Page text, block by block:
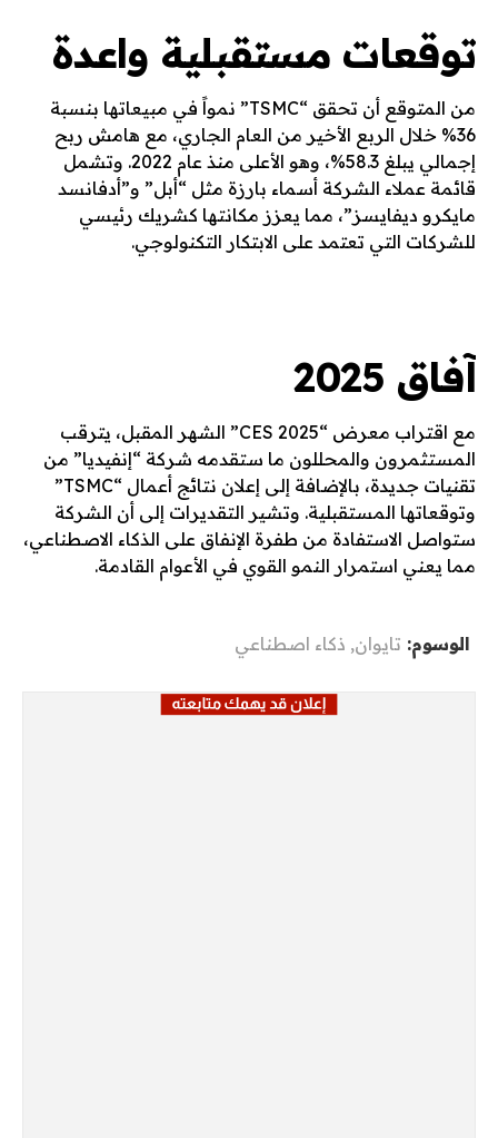
توقعات مستقبلية واعدة
من المتوقع أن تحقق “TSMC” نمواً في مبيعاتها بنسبة
36% خلال الربع الأخير من العام الجاري، مع هامش ربح
إجمالي يبلغ 58.3%، وهو الأعلى منذ عام 2022. وتشمل
قائمة عملاء الشركة أسماء بارزة مثل “أبل” و”أدفانسد
مايكرو ديفايسز”، مما يعزز مكانتها كشريك رئيسي
للشركات التي تعتمد على الابتكار التكنولوجي.
آفاق 2025
مع اقتراب معرض “CES 2025” الشهر المقبل، يترقب
المستثمرون والمحللون ما ستقدمه شركة “إنفيديا” من
تقنيات جديدة، بالإضافة إلى إعلان نتائج أعمال “TSMC”
وتوقعاتها المستقبلية. وتشير التقديرات إلى أن الشركة
ستواصل الاستفادة من طفرة الإنفاق على الذكاء الاصطناعي،
مما يعني استمرار النمو القوي في الأعوام القادمة.
الوسوم: تايوان, ذكاء اصطناعي